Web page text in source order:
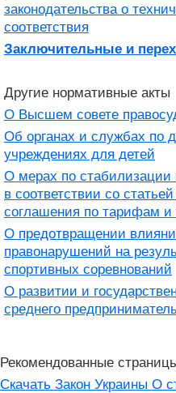
законодательства о
соответствия
Заключительные и
Другие нормативные акты
О Высшем совете
Об органах и службах по
учреждениях для детей
О мерах по стабилизации
в соответствии со
соглашения по тарифам и
О предотвращении
правонарушений на
спортивных соревнований
О развитии и
среднего
Рекомендованные
Скачать Закон Украины О